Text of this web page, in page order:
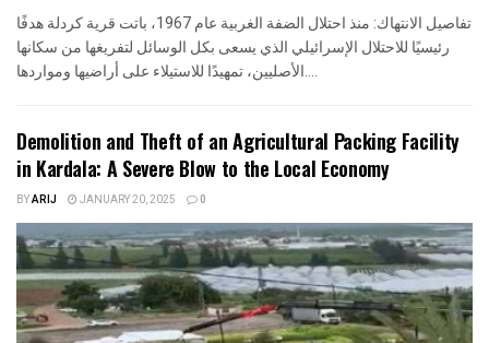
تفاصيل الانتهاك: منذ احتلال الضفة الغربية عام 1967، باتت قرية كردلة هدفًا
رئيسيًا للاحتلال الإسرائيلي الذي يسعى بكل الوسائل لتفريغها من سكانها
Demolition and Theft of an Agricultural Packing Facility
in Kardala: A Severe Blow to the Local Economy
BYARIJ JANUARY 20, 2025 0